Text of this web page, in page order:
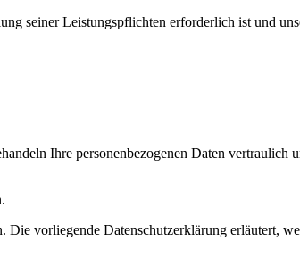
seiner Leistungspflichten erforderlich ist und
Ihre personenbezogenen Daten vertraulich
vorliegende Datenschutzerklärung erläutert,